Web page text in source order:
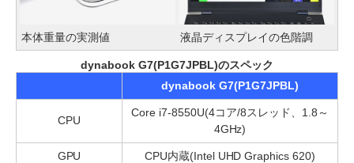
本体重量の実測値 液晶ディスプレイの色階調
dynabook G7(P1G7JPBL)のスペック
dynabook G7(P1G7JPBL)
CPU
Core i7-8550U(4コア/8スレッド、1.8～
4GHz)
GPU CPU内蔵(Intel UHD Graphics 620)